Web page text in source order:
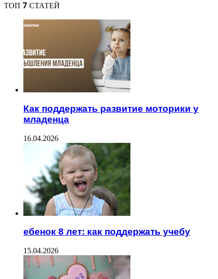
ТОП 7 СТАТЕЙ
Как поддержать развитие моторики у
младенца
16.04.2026
ебенок 8 лет: как поддержать учебу
15.04.2026